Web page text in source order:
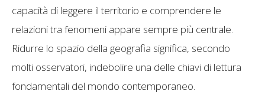
capacità di leggere il territorio e comprendere le
relazioni tra fenomeni appare sempre più centrale.
Ridurre lo spazio della geografia significa, secondo
molti osservatori, indebolire una delle chiavi di lettura
fondamentali del mondo contemporaneo.